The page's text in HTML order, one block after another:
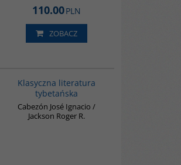
110.00PLN
ZOBACZ
Klasyczna literatura
tybetańska
Cabezón José Ignacio /
Jackson Roger R.